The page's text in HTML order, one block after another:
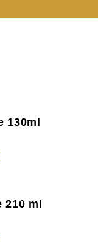
130ml
210 ml